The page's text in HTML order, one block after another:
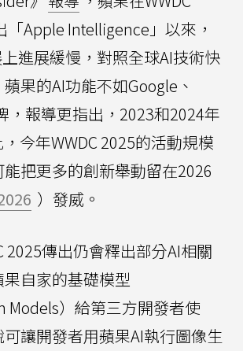
「Apple Intelligence」以來，
進展緩慢，對照全球AI技術快
果的AI功能不如Google、
，報導更指出，2023和2024年
今年WWDC 2025的活動規模
把更多的創新舉動留在2026
）發威。
2025傳出仍會釋出部分AI相關
自家的基礎模型
Models）給第三方開發者使
讓開發者用蘋果AI執行圖像生